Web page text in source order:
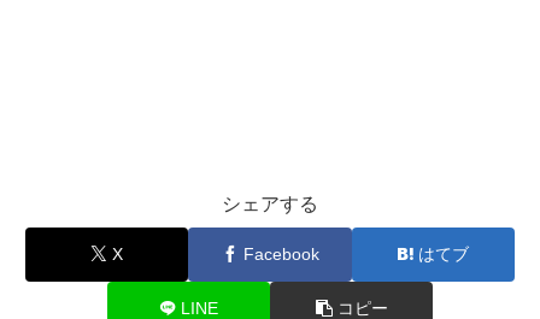
シェアする
X Facebook はてブ
LINE コピー